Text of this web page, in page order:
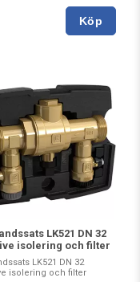
Köp
LK521 DN 32
isolering och filter
LK521 DN 32
isolering och filter